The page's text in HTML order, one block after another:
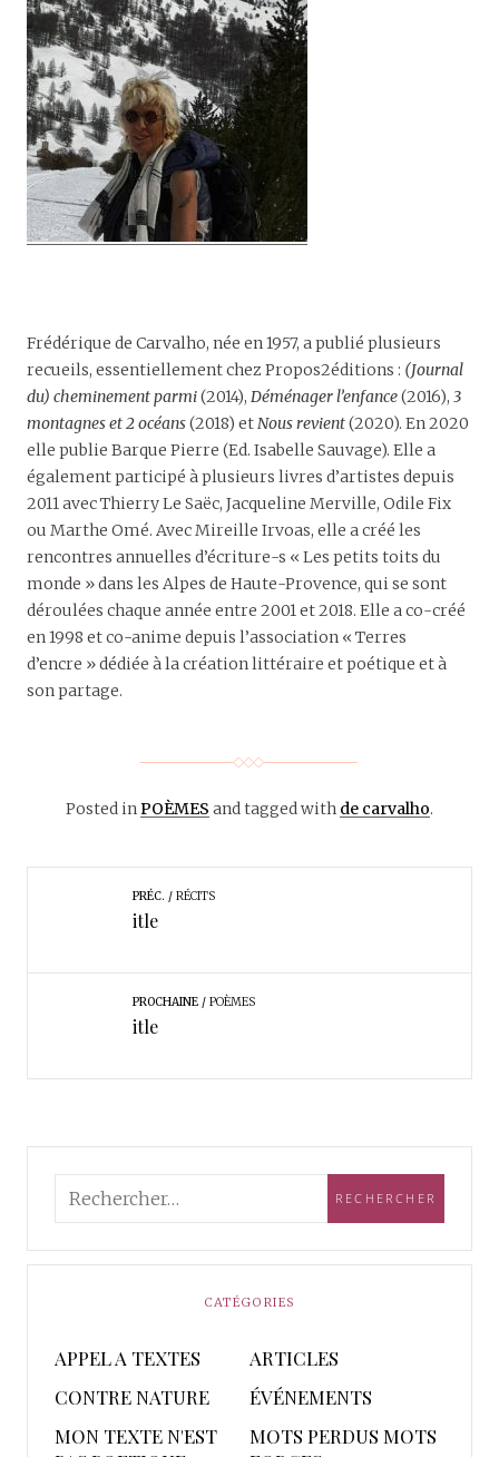
Frédérique de Carvalho, née en 1957, a publié plusieurs
recueils, essentiellement chez Propos2éditions : (Journal
du) cheminement parmi(2014), Déménager l’enfance(2016), 3
montagnes et 2 océans(2018) etNous revient(2020). En 2020
elle publie Barque Pierre (Ed. Isabelle Sauvage). Elle a
également participé à plusieurs livres d’artistes depuis
2011 avec Thierry Le Saëc, Jacqueline Merville, Odile Fix
ou Marthe Omé. Avec Mireille Irvoas, elle a créé les
rencontres annuelles d’écriture-s « Les petits toits du
monde » dans les Alpes de Haute-Provence, qui se sont
déroulées chaque année entre 2001 et 2018. Elle a co-créé
en 1998 et co-anime depuis l’association « Terres
d’encre » dédiée à la création littéraire et poétique et à
son partage.
Posted inPOÈMES and tagged with de carvalho.
PRÉC. RÉCITS
itle
PROCHAINE POÈMES
itle
CATÉGORIES
APPEL A TEXTES
ARTICLES
CONTRE NATURE
ÉVÉNEMENTS
MON TEXTE N'EST
MOTS PERDUS MOTS